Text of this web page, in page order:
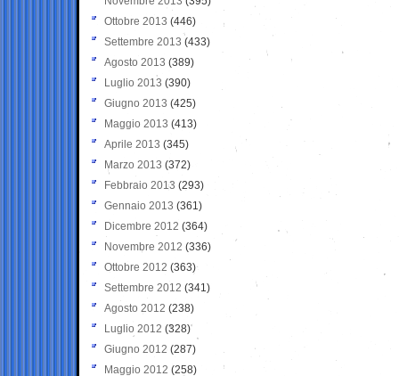
Ottobre 2013 (446)
Settembre 2013 (433)
Agosto 2013 (389)
Luglio 2013 (390)
Giugno 2013 (425)
Maggio 2013 (413)
Aprile 2013 (345)
Marzo 2013 (372)
Febbraio 2013 (293)
Gennaio 2013 (361)
Dicembre 2012 (364)
Novembre 2012 (336)
Ottobre 2012 (363)
Settembre 2012 (341)
Agosto 2012 (238)
Luglio 2012 (328)
Giugno 2012 (287)
Maggio 2012 (258)